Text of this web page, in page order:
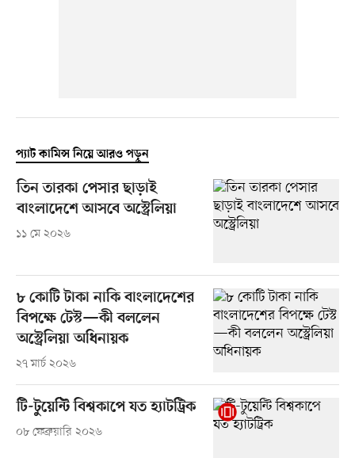
প্যাট কামিন্স নিয়ে আরও পড়ুন
তিন তারকা পেসার ছাড়াই
বাংলাদেশে আসবে অস্ট্রেলিয়া
১১ মে ২০২৬
৮ কোটি টাকা নাকি বাংলাদেশের
বিপক্ষে টেস্ট—কী বললেন
অস্ট্রেলিয়া অধিনায়ক
২৭ মার্চ ২০২৬
টি-টুয়েন্টি বিশ্বকাপে যত হ্যাটট্রিক
০৮ ফেব্রুয়ারি ২০২৬